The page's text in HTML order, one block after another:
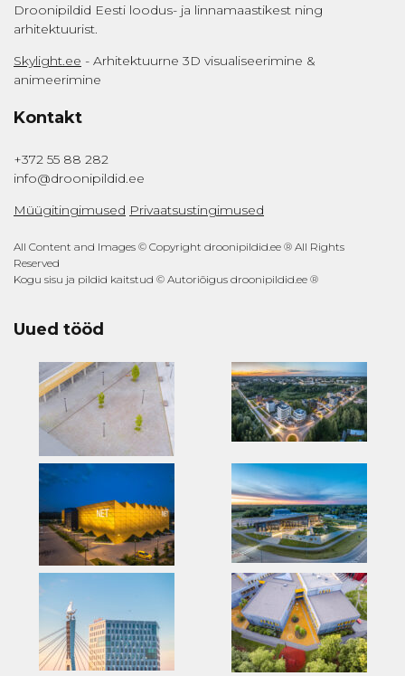
Droonipildid Eesti loodus- ja linnamaastikest ning
arhitektuurist.
Skylight.ee - Arhitektuurne 3D visualiseerimine &
animeerimine
Kontakt
+372 55 88 282
info@droonipildid.ee
Müügitingimused Privaatsustingimused
All Content and Images © Copyright droonipildid.ee ® All Rights
Reserved
Kogu sisu ja pildid kaitstud © Autoriõigus droonipildid.ee ®
Uued tööd